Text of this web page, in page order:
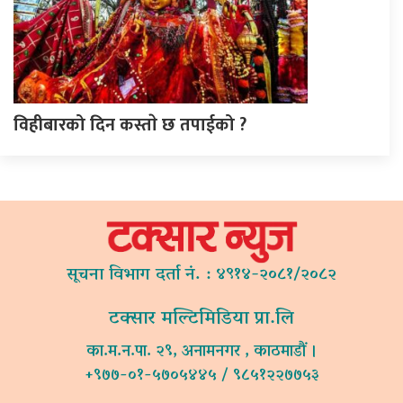
विहीबारको दिन कस्ताे छ तपाईको ?
सूचना विभाग दर्ता नं. : ४९१४-२०८१/२०८२
टक्सार मल्टिमिडिया प्रा.लि
का.म.न.पा. २९, अनामनगर , काठमाडौं ।
+९७७-०१-५७०५४४५ / ९८५१२२७७५३